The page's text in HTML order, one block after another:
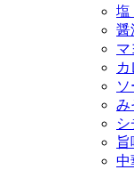
塩
醤
マ
カ
み
中